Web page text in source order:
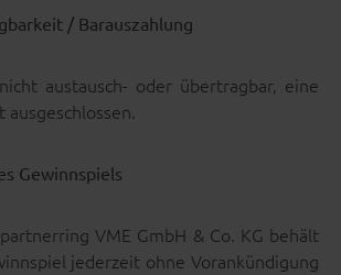
/ Barauszahlung
austausch- oder übertragbar, eine
ausgeschlossen.
Gewinnspiels
VME GmbH & Co. KG behält
jederzeit ohne Vorankündigung